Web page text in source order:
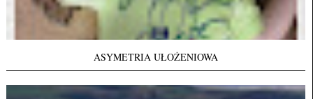
ASYMETRIA UŁOŻENIOWA